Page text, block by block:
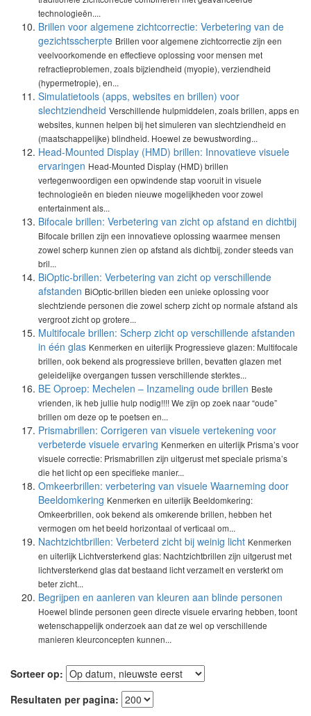
technologieën....
Brillen voor algemene zichtcorrectie: Verbetering van de
gezichtsscherpte Brillen voor algemene zichtcorrectie zijn een
veelvoorkomende en effectieve oplossing voor mensen met
refractieproblemen, zoals bijziendheid (myopie), verziendheid
(hypermetropie), en...
Simulatietools (apps, websites en brillen) voor
slechtziendheid Verschillende hulpmiddelen, zoals brillen, apps en
websites, kunnen helpen bij het simuleren van slechtziendheid en
(maatschappelijke) blindheid. Hoewel ze bewustwording...
Head-Mounted Display (HMD) brillen: Innovatieve visuele
ervaringen Head-Mounted Display (HMD) brillen
vertegenwoordigen een opwindende stap vooruit in visuele
technologieën en bieden nieuwe mogelijkheden voor zowel
entertainment als...
Bifocale brillen: Verbetering van zicht op afstand en dichtbij
Bifocale brillen zijn een innovatieve oplossing waarmee mensen
zowel scherp kunnen zien op afstand als dichtbij, zonder steeds van
bril...
BiOptic-brillen: Verbetering van zicht op verschillende
afstanden BiOptic-brillen bieden een unieke oplossing voor
slechtziende personen die zowel scherp zicht op normale afstand als
vergroot zicht op grotere...
Multifocale brillen: Scherp zicht op verschillende afstanden
in één glas Kenmerken en uiterlijk Progressieve glazen: Multifocale
brillen, ook bekend als progressieve brillen, bevatten glazen met
geleidelijke overgangen tussen verschillende sterktes...
BE Oproep: Mechelen – Inzameling oude brillen Beste
vrienden, ik heb jullie hulp nodig!!!! We zijn op zoek naar “oude”
brillen om deze op te poetsen en...
Prismabrillen: Corrigeren van visuele vertekening voor
verbeterde visuele ervaring Kenmerken en uiterlijk Prisma’s voor
visuele correctie: Prismabrillen zijn uitgerust met speciale prisma’s
die het licht op een specifieke manier...
Omkeerbrillen: verbetering van visuele Waarneming door
Beeldomkering Kenmerken en uiterlijk Beeldomkering:
Omkeerbrillen, ook bekend als omkerende brillen, hebben het
vermogen om het beeld horizontaal of verticaal om...
Nachtzichtbrillen: Verbeterd zicht bij weinig licht Kenmerken
en uiterlijk Lichtversterkend glas: Nachtzichtbrillen zijn uitgerust met
lichtversterkend glas dat bestaand licht verzamelt en versterkt om
beter zicht...
Begrijpen en aanleren van kleuren aan blinde personen
Hoewel blinde personen geen directe visuele ervaring hebben, toont
wetenschappelijk onderzoek aan dat ze wel op verschillende
manieren kleurconcepten kunnen...
Sorteer op:
Resultaten per pagina: